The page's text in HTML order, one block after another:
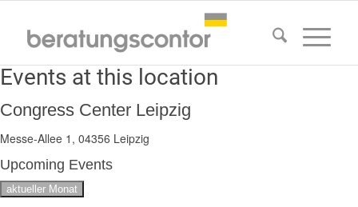
Events at this location
Congress Center Leipzig
Messe-Allee 1, 04356 Leipzig
Upcoming Events
aktueller Monat